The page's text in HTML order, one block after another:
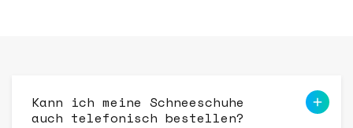
Kann ich meine Schneeschuhe
auch telefonisch bestellen?